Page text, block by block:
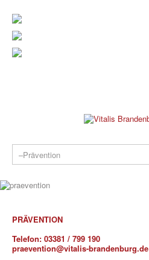
PRÄVENTION
Telefon: 03381 / 799 190
praevention@vitalis-brandenburg.de